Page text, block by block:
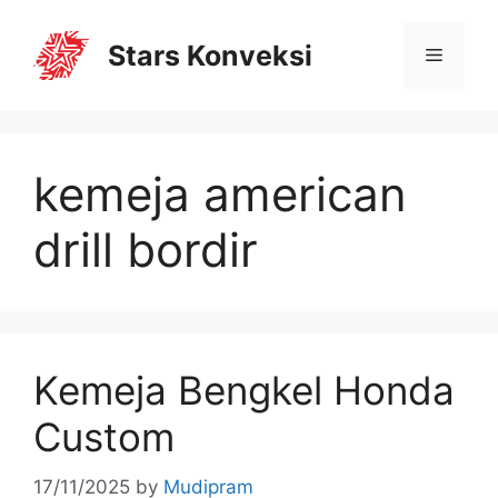
Stars Konveksi
kemeja american
drill bordir
Kemeja Bengkel Honda
Custom
17/11/2025 by Mudipram